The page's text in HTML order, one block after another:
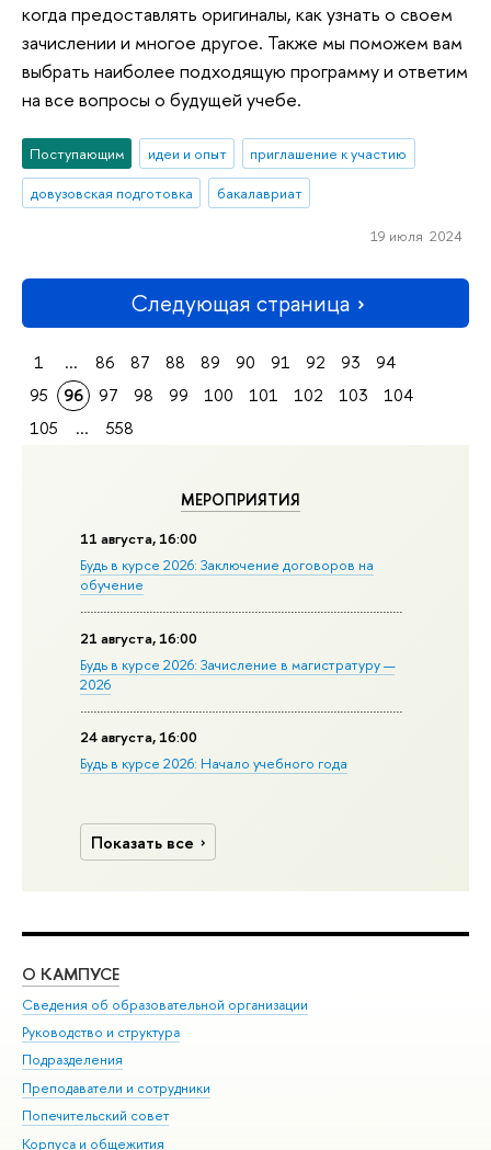
МЕРОПРИЯТИЯ
11 августа, 16:00
Будь в курсе 2026: Заключение договоров на
обучение
21 августа, 16:00
Будь в курсе 2026: Зачисление в магистратуру —
2026
24 августа, 16:00
Будь в курсе 2026: Начало учебного года
Показать все
когда предоставлять оригиналы, как узнать о своем
зачислении и многое другое. Также мы поможем вам
выбрать наиболее подходящую программу и ответим
на все вопросы о будущей учебе.
Поступающим идеи и опыт
приглашение к участию
довузовская подготовка
бакалавриат
19 июля 2024
Следующая страница
1 ... 86 87 88 89 90 91 92 93
94
95
96 97 98 99 100 101 102 103
104
105
... 558
О КАМПУСЕ
Сведения об образовательной организации
Руководство и структура
Подразделения
Преподаватели и сотрудники
Попечительский совет
Корпуса и общежития